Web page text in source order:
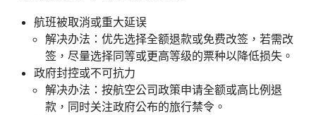
航班被取消或重大延误
解决办法：优先选择全额退款或免费改签，若需改
签，尽量选择同等或更高等级的票种以降低损失。
政府封控或不可抗力
解决办法：按航空公司政策申请全额或高比例退
款，同时关注政府公布的旅行禁令。